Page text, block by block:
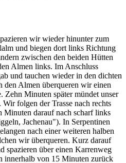
wir wieder hinunter zum
und biegen dort links Richtung
zwischen den beiden Hütten
Almen links. Im Anschluss
und tauchen wieder in den dichten
Almen überqueren wir einen
Zehn Minuten später mündet unser
folgen der Trasse nach rechts
Minuten darauf nach scharf links
Jachenau"). In Serpentinen
nach einer weiteren halben
wir überqueren. Kurz darauf
spazieren über einen Karrenweg
innerhalb von 15 Minuten zurück